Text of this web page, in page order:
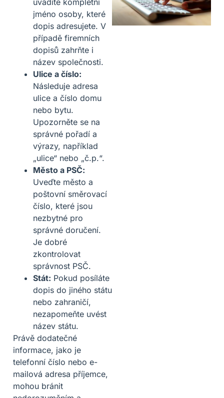
jméno osoby, které
dopis adresujete. V
případě firemních
dopisů zahrňte i
název společnosti.
Ulice a číslo:
Následuje adresa
ulice a číslo domu
nebo bytu.
Upozorněte se na
správné pořadí a
výrazy, například
„ulice“ nebo „č.p.“.
Město a PSČ:
Uveďte město a
poštovní směrovací
číslo, které jsou
nezbytné pro
správné doručení.
Je dobré
zkontrolovat
správnost PSČ.
Stát: Pokud posíláte
dopis do jiného státu
nebo zahraničí,
nezapomeňte uvést
název státu.
Právě dodatečné
informace, jako je
telefonní číslo nebo e-
mailová adresa příjemce,
mohou bránit